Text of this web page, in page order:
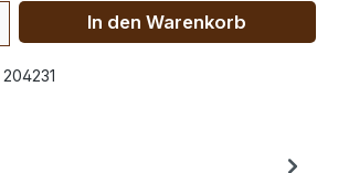
In den Warenkorb
204231